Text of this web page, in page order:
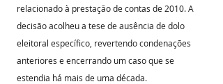
relacionado à prestação de contas de 2010. A
decisão acolheu a tese de ausência de dolo
eleitoral específico, revertendo condenações
anteriores e encerrando um caso que se
estendia há mais de uma década.